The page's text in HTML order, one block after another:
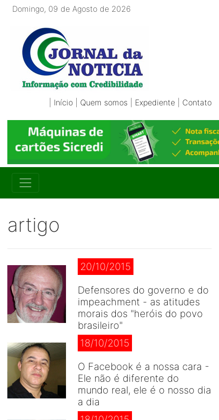
Domingo, 09 de Agosto de 2026
Início Quem somos Expediente Contato
artigo
20/10/2015
Defensores do governo e do
impeachment - as atitudes
morais dos "heróis do povo
brasileiro"
18/10/2015
O Facebook é a nossa cara -
Ele não é diferente do
mundo real, ele é o nosso dia
a dia